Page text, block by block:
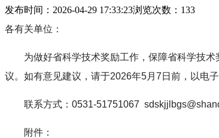
发布时间：2026-04-29 17:33:23浏览次数：133
各有关单位：
为做好省科学技术奖励工作，保障省科学技
议。如有意见建议，请于2026年5月7日前，以电
联系方式：0531-51751067
附件：